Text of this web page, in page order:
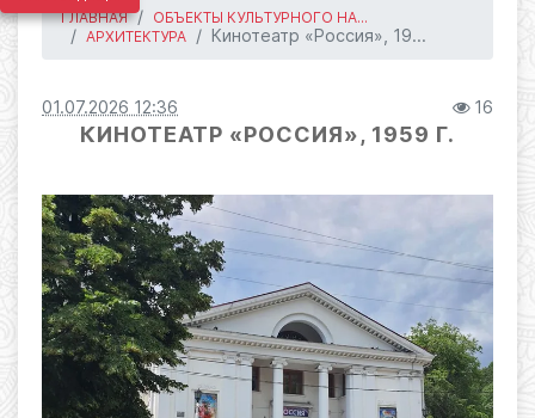
ГЛАВНАЯ
ОБЪЕКТЫ КУЛЬТУРНОГО НА...
АРХИТЕКТУРА
Кинотеатр «Россия», 19...
01.07.2026 12:36 16
КИНОТЕАТР «РОССИЯ», 1959 Г.